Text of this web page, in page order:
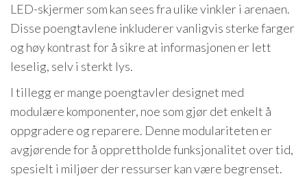
LED-skjermer som kan sees fra ulike vinkler i arenaen.
Disse poengtavlene inkluderer vanligvis sterke farger
og høy kontrast for å sikre at informasjonen er lett
leselig, selv i sterkt lys.
I tillegg er mange poengtavler designet med
modulære komponenter, noe som gjør det enkelt å
oppgradere og reparere. Denne modulariteten er
avgjørende for å opprettholde funksjonalitet over tid,
spesielt i miljøer der ressurser kan være begrenset.